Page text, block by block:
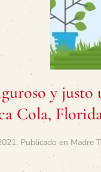
y justo
Cola,
. Publicado en Madre